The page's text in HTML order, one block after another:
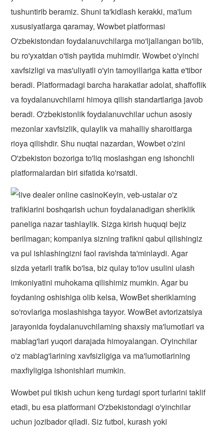
tushuntirib beramiz. Shuni ta'kidlash kerakki, ma'lum
xususiyatlarga qaramay, Wowbet platformasi
O'zbekistondan foydalanuvchilarga mo'ljallangan bo'lib,
bu ro'yxatdan o'tish paytida muhimdir. Wowbet o'yinchi
xavfsizligi va mas'uliyatli o'yin tamoyillariga katta e'tibor
beradi. Platformadagi barcha harakatlar adolat, shaffoflik
va foydalanuvchilarni himoya qilish standartlariga javob
beradi. O'zbekistonlik foydalanuvchilar uchun asosiy
mezonlar xavfsizlik, qulaylik va mahalliy sharoitlarga
rioya qilishdir. Shu nuqtai nazardan, Wowbet o'zini
O'zbekiston bozoriga to'liq moslashgan eng ishonchli
platformalardan biri sifatida ko'rsatdi.
Keyin, veb-ustalar o'z
trafiklarini boshqarish uchun foydalanadigan sheriklik
paneliga nazar tashlaylik. Sizga kirish huquqi bejiz
berilmagan; kompaniya sizning trafikni qabul qilishingiz
va pul ishlashingizni faol ravishda ta'minlaydi. Agar
sizda yetarli trafik bo'lsa, biz qulay to'lov usulini ulash
imkoniyatini muhokama qilishimiz mumkin. Agar bu
foydaning oshishiga olib kelsa, WowBet sheriklarning
so'rovlariga moslashishga tayyor. WowBet avtorizatsiya
jarayonida foydalanuvchilarning shaxsiy ma'lumotlari va
mablag'lari yuqori darajada himoyalangan. O'yinchilar
o'z mablag'larining xavfsizligiga va ma'lumotlarining
maxfiyligiga ishonishlari mumkin.
Wowbet pul tikish uchun keng turdagi sport turlarini taklif
etadi, bu esa platformani O'zbekistondagi o'yinchilar
uchun jozibador qiladi. Siz futbol, ​​kurash yoki